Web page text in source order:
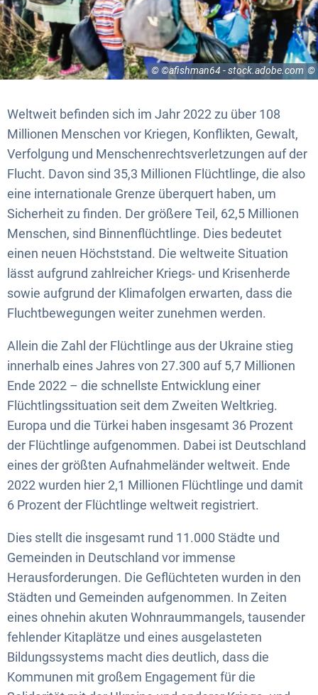
© ©afishman64 - stock.adobe.com
Weltweit befinden sich im Jahr 2022 zu über 108
Millionen Menschen vor Kriegen, Konflikten, Gewalt,
Verfolgung und Menschenrechtsverletzungen auf der
Flucht. Davon sind 35,3 Millionen Flüchtlinge, die also
eine internationale Grenze überquert haben, um
Sicherheit zu finden. Der größere Teil, 62,5 Millionen
Menschen, sind Binnenflüchtlinge. Dies bedeutet
einen neuen Höchststand. Die weltweite Situation
lässt aufgrund zahlreicher Kriegs- und Krisenherde
sowie aufgrund der Klimafolgen erwarten, dass die
Fluchtbewegungen weiter zunehmen werden.
Allein die Zahl der Flüchtlinge aus der Ukraine stieg
innerhalb eines Jahres von 27.300 auf 5,7 Millionen
Ende 2022 – die schnellste Entwicklung einer
Flüchtlingssituation seit dem Zweiten Weltkrieg.
Europa und die Türkei haben insgesamt 36 Prozent
der Flüchtlinge aufgenommen. Dabei ist Deutschland
eines der größten Aufnahmeländer weltweit. Ende
2022 wurden hier 2,1 Millionen Flüchtlinge und damit
6 Prozent der Flüchtlinge weltweit registriert.
Dies stellt die insgesamt rund 11.000 Städte und
Gemeinden in Deutschland vor immense
Herausforderungen. Die Geflüchteten wurden in den
Städten und Gemeinden aufgenommen. In Zeiten
eines ohnehin akuten Wohnraummangels, tausender
fehlender Kitaplätze und eines ausgelasteten
Bildungssystems macht dies deutlich, dass die
Kommunen mit großem Engagement für die